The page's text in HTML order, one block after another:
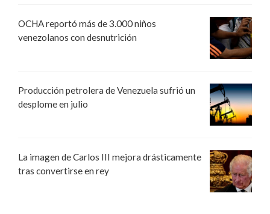
OCHA reportó más de 3.000 niños
venezolanos con desnutrición
Producción petrolera de Venezuela sufrió un
desplome en julio
La imagen de Carlos III mejora drásticamente
tras convertirse en rey